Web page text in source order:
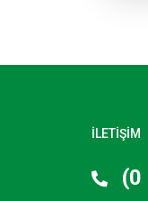
İLETİŞİM
(0